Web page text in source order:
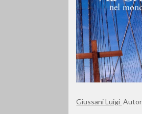
Giussani Luigi